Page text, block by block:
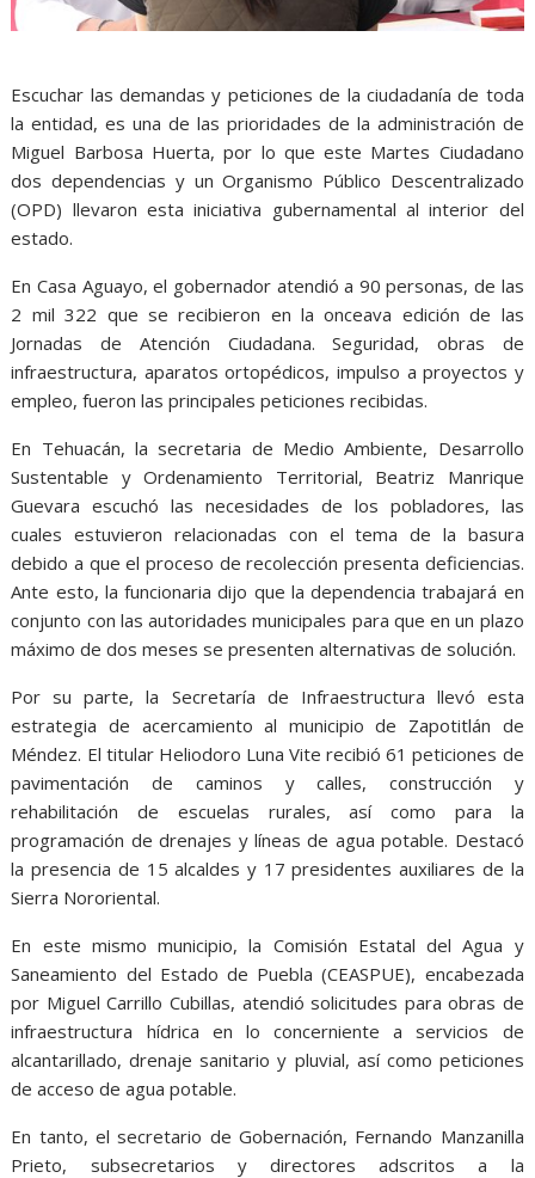
Escuchar las demandas y peticiones de la ciudadanía de toda
la entidad, es una de las prioridades de la administración de
Miguel Barbosa Huerta, por lo que este Martes Ciudadano
dos dependencias y un Organismo Público Descentralizado
(OPD) llevaron esta iniciativa gubernamental al interior del
estado.
En Casa Aguayo, el gobernador atendió a 90 personas, de las
2 mil 322 que se recibieron en la onceava edición de las
Jornadas de Atención Ciudadana. Seguridad, obras de
infraestructura, aparatos ortopédicos, impulso a proyectos y
empleo, fueron las principales peticiones recibidas.
En Tehuacán, la secretaria de Medio Ambiente, Desarrollo
Sustentable y Ordenamiento Territorial, Beatriz Manrique
Guevara escuchó las necesidades de los pobladores, las
cuales estuvieron relacionadas con el tema de la basura
debido a que el proceso de recolección presenta deficiencias.
Ante esto, la funcionaria dijo que la dependencia trabajará en
conjunto con las autoridades municipales para que en un plazo
máximo de dos meses se presenten alternativas de solución.
Por su parte, la Secretaría de Infraestructura llevó esta
estrategia de acercamiento al municipio de Zapotitlán de
Méndez. El titular Heliodoro Luna Vite recibió 61 peticiones de
pavimentación de caminos y calles, construcción y
rehabilitación de escuelas rurales, así como para la
programación de drenajes y líneas de agua potable. Destacó
la presencia de 15 alcaldes y 17 presidentes auxiliares de la
Sierra Nororiental.
En este mismo municipio, la Comisión Estatal del Agua y
Saneamiento del Estado de Puebla (CEASPUE), encabezada
por Miguel Carrillo Cubillas, atendió solicitudes para obras de
infraestructura hídrica en lo concerniente a servicios de
alcantarillado, drenaje sanitario y pluvial, así como peticiones
de acceso de agua potable.
En tanto, el secretario de Gobernación, Fernando Manzanilla
Prieto, subsecretarios y directores adscritos a la